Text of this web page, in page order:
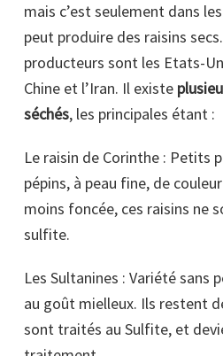
mais c’est seulement dans
peut produire des raisins
producteurs sont les Etats-
Chine et l’Iran. Il existe
séchés, les principales étant :
Le raisin de Corinthe : Petits
pépins, à peau fine, de
moins foncée, ces raisins ne
sulfite.
Les Sultanines : Variété sans
au goût mielleux. Ils restent
sont traités au Sulfite, et